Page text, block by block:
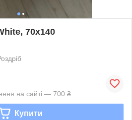
70x140
на сайті — 700 ₴
Купити